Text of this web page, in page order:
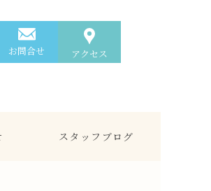
お問合せ アクセス
スタッフブログ